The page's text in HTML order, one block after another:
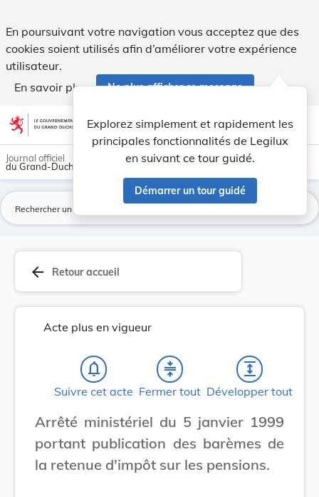
En poursuivant votre navigation vous acceptez que des
cookies soient utilisés afin d’améliorer votre expérience
utilisateur.
En savoir plus
Ne plus afficher ce message
Aller au contenu account_circle help Aide
Explorez simplement et rapidement les
principales fonctionnalités de Legilux
en suivant ce tour guidé.
Démarrer un tour guidé
light_mode dark_mode
Journal officiel
du Grand-Duché de Luxembourg
arrow_back Retour accueil
Acte plus en vigueur
notifications_none
Suivre cet acte
compress
Fermer tout
expand
Développer tout
Arrêté ministériel du 5 janvier 1999
portant publication des barèmes de
la retenue d'impôt sur les pensions.